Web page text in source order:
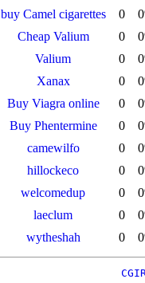
buy Camel cigarettes 0 0
Cheap Valium 0 0
Valium 0 0
Xanax 0 0
Buy Viagra online 0 0
Buy Phentermine 0 0
camewilfo 0 0
hillockeco 0 0
welcomedup 0 0
laeclum 0 0
wytheshah 0 0